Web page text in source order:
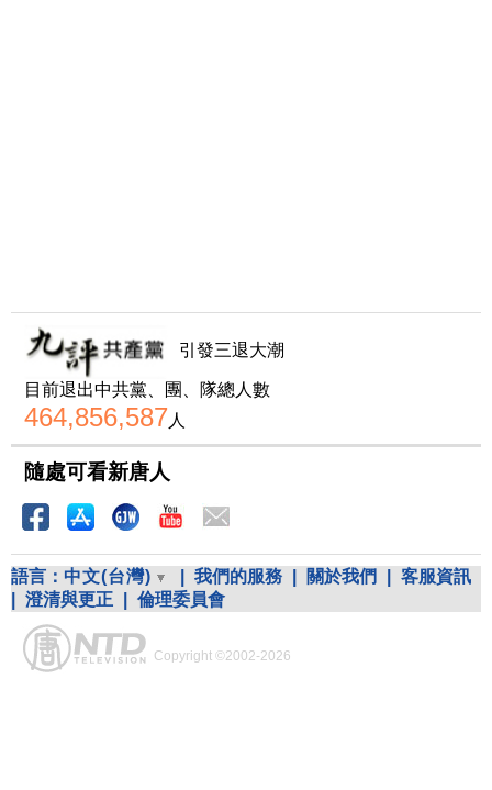
引發三退大潮
目前退出中共黨、團、隊總人數
464,856,587人
隨處可看新唐人
語言： 中文(台灣) 我們的服務 關於我們
客服資訊
澄清與更正 倫理委員會
Copyright ©2002-2026